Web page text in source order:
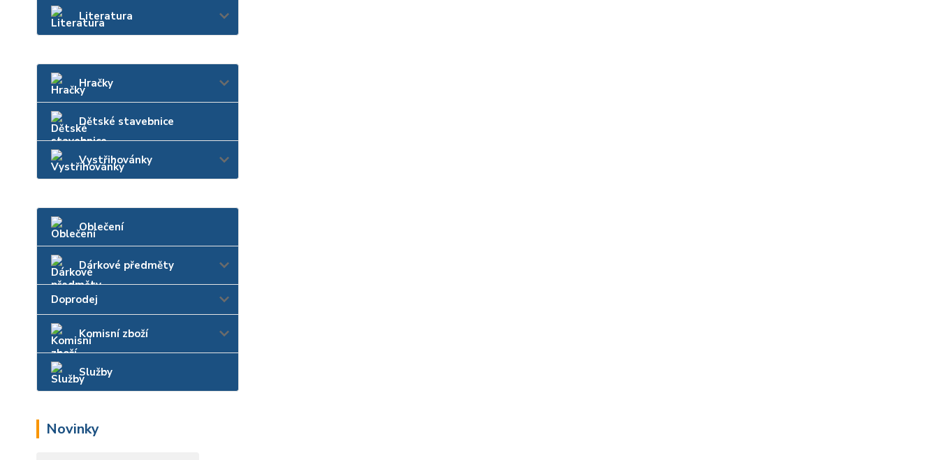
Literatura
Hračky
Dětské stavebnice
Vystřihovánky
Oblečení
Dárkové předměty
Doprodej
Komisní zboží
Služby
Novinky